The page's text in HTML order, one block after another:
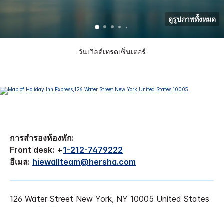
วันเวิลด์เทรดเซ็นเตอร์
ดูรูปภาพทั้งหมด
การสำรองห้องพัก:
Front desk: +1-212-7479222
อีเมล: hiewallteam@hersha.com
126 Water Street New York, NY 10005 United States